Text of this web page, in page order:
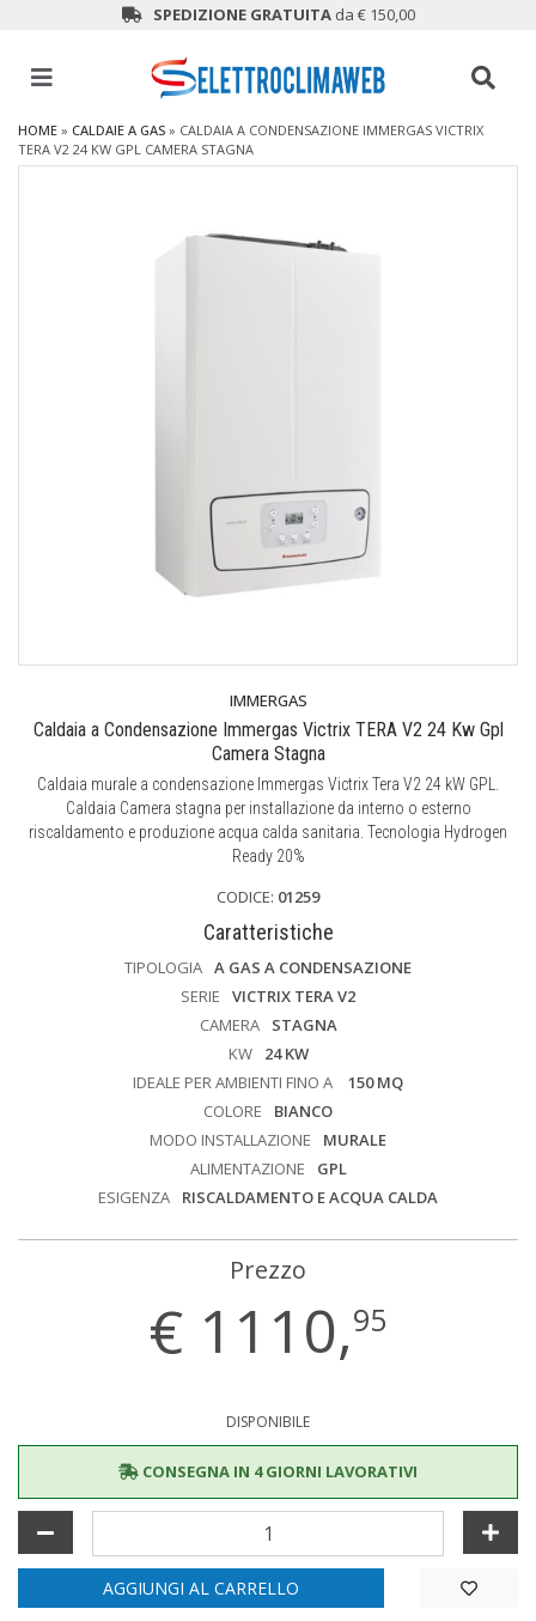
SPEDIZIONE GRATUITAda € 150,00
HOME » CALDAIE A GAS » CALDAIA A CONDENSAZIONE IMMERGAS VICTRIX
TERA V2 24 KW GPL CAMERA STAGNA
IMMERGAS
Caldaia a Condensazione Immergas Victrix TERA V2 24 Kw Gpl
Camera Stagna
Caldaia murale a condensazione Immergas Victrix Tera V2 24 kW GPL.
Caldaia Camera stagna per installazione da interno o esterno
riscaldamento e produzione acqua calda sanitaria. Tecnologia Hydrogen
Ready 20%
CODICE: 01259
Caratteristiche
TIPOLOGIA A GAS A CONDENSAZIONE
SERIE
VICTRIX TERA V2
CAMERA
STAGNA
KW
24 KW
IDEALE PER AMBIENTI FINO A
150 MQ
COLORE
BIANCO
MODO INSTALLAZIONE
MURALE
ALIMENTAZIONE
GPL
ESIGENZA
RISCALDAMENTO E ACQUA CALDA
Prezzo
€ 1110,95
DISPONIBILE
CONSEGNA IN 4 GIORNI LAVORATIVI
AGGIUNGI AL CARRELLO